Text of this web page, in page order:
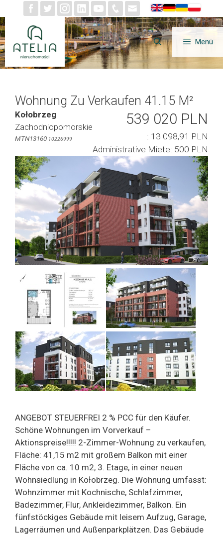
Inhalt
springen
Menü
Wohnung Zu Verkaufen 41.15 M²
Kołobrzeg
Zachodniopomorskie
MTN13160 10226999
539 020 PLN
: 13 098,91 PLN
Administrative Miete: 500 PLN
ANGEBOT STEUERFREI 2 % PCC für den Käufer.
Schöne Wohnungen im Vorverkauf –
Aktionspreise!!!!! 2-Zimmer-Wohnung zu verkaufen,
Fläche: 41,15 m2 mit großem Balkon mit einer
Fläche von ca. 10 m2, 3. Etage, in einer neuen
Wohnsiedlung in Kołobrzeg. Die Wohnung umfasst:
Wohnzimmer mit Kochnische, Schlafzimmer,
Badezimmer, Flur, Ankleidezimmer, Balkon. Ein
fünfstöckiges Gebäude mit leisem Aufzug, Garage,
Lagerräumen und Außenparkplätzen. Das Gebäude